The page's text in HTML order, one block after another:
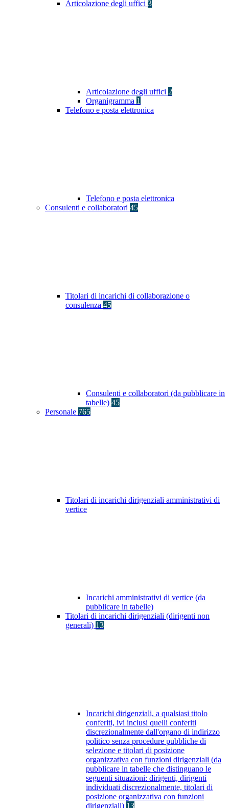
Articolazione degli uffici 3
Articolazione degli uffici 2
Organigramma 1
Telefono e posta elettronica
Telefono e posta elettronica
Consulenti e collaboratori 45
Titolari di incarichi di collaborazione o
consulenza 45
Consulenti e collaboratori (da pubblicare in
tabelle) 45
Personale 765
Titolari di incarichi dirigenziali amministrativi di
vertice
Incarichi amministrativi di vertice (da
pubblicare in tabelle)
Titolari di incarichi dirigenziali (dirigenti non
generali) 13
Incarichi dirigenziali, a qualsiasi titolo
conferiti, ivi inclusi quelli conferiti
discrezionalmente dall'organo di indirizzo
politico senza procedure pubbliche di
selezione e titolari di posizione
organizzativa con funzioni dirigenziali (da
pubblicare in tabelle che distinguano le
seguenti situazioni: dirigenti, dirigenti
individuati discrezionalmente, titolari di
posizione organizzativa con funzioni
dirigenziali) 13